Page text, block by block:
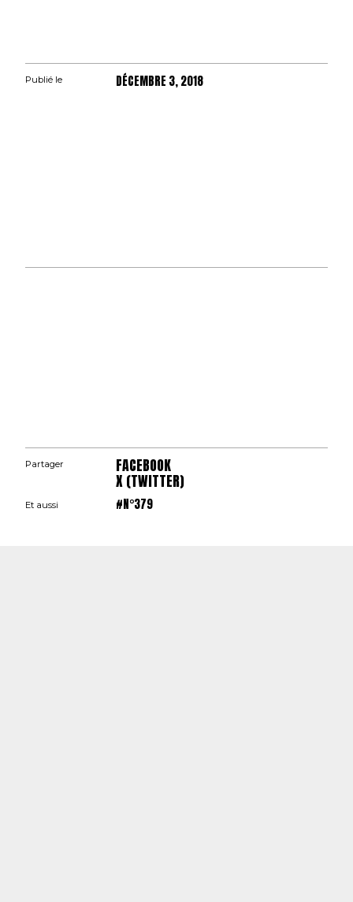
Publié le DÉCEMBRE 3, 2018
Partager FACEBOOK
X (TWITTER)
Et aussi #N°379